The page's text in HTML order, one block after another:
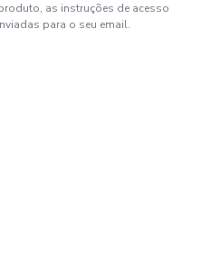
as instruções de acesso
para o seu email.